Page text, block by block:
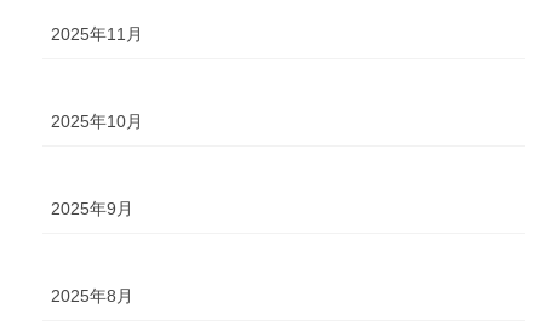
2025年11月
2025年10月
2025年9月
2025年8月